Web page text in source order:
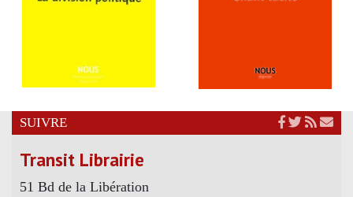
SUIVRE
Transit Librairie
51 Bd de la Libération